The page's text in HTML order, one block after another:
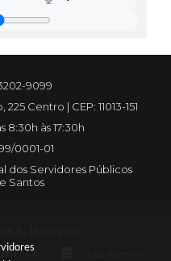
9099
Centro | CEP: 11013-151
8:30h às 17:30h
0001-01
dos Servidores Públicos
Santos
17:49